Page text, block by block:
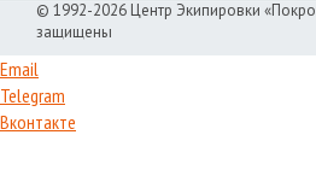
© 1992-2026 Центр Экипировки
защищены
Email
Telegram
Вконтакте